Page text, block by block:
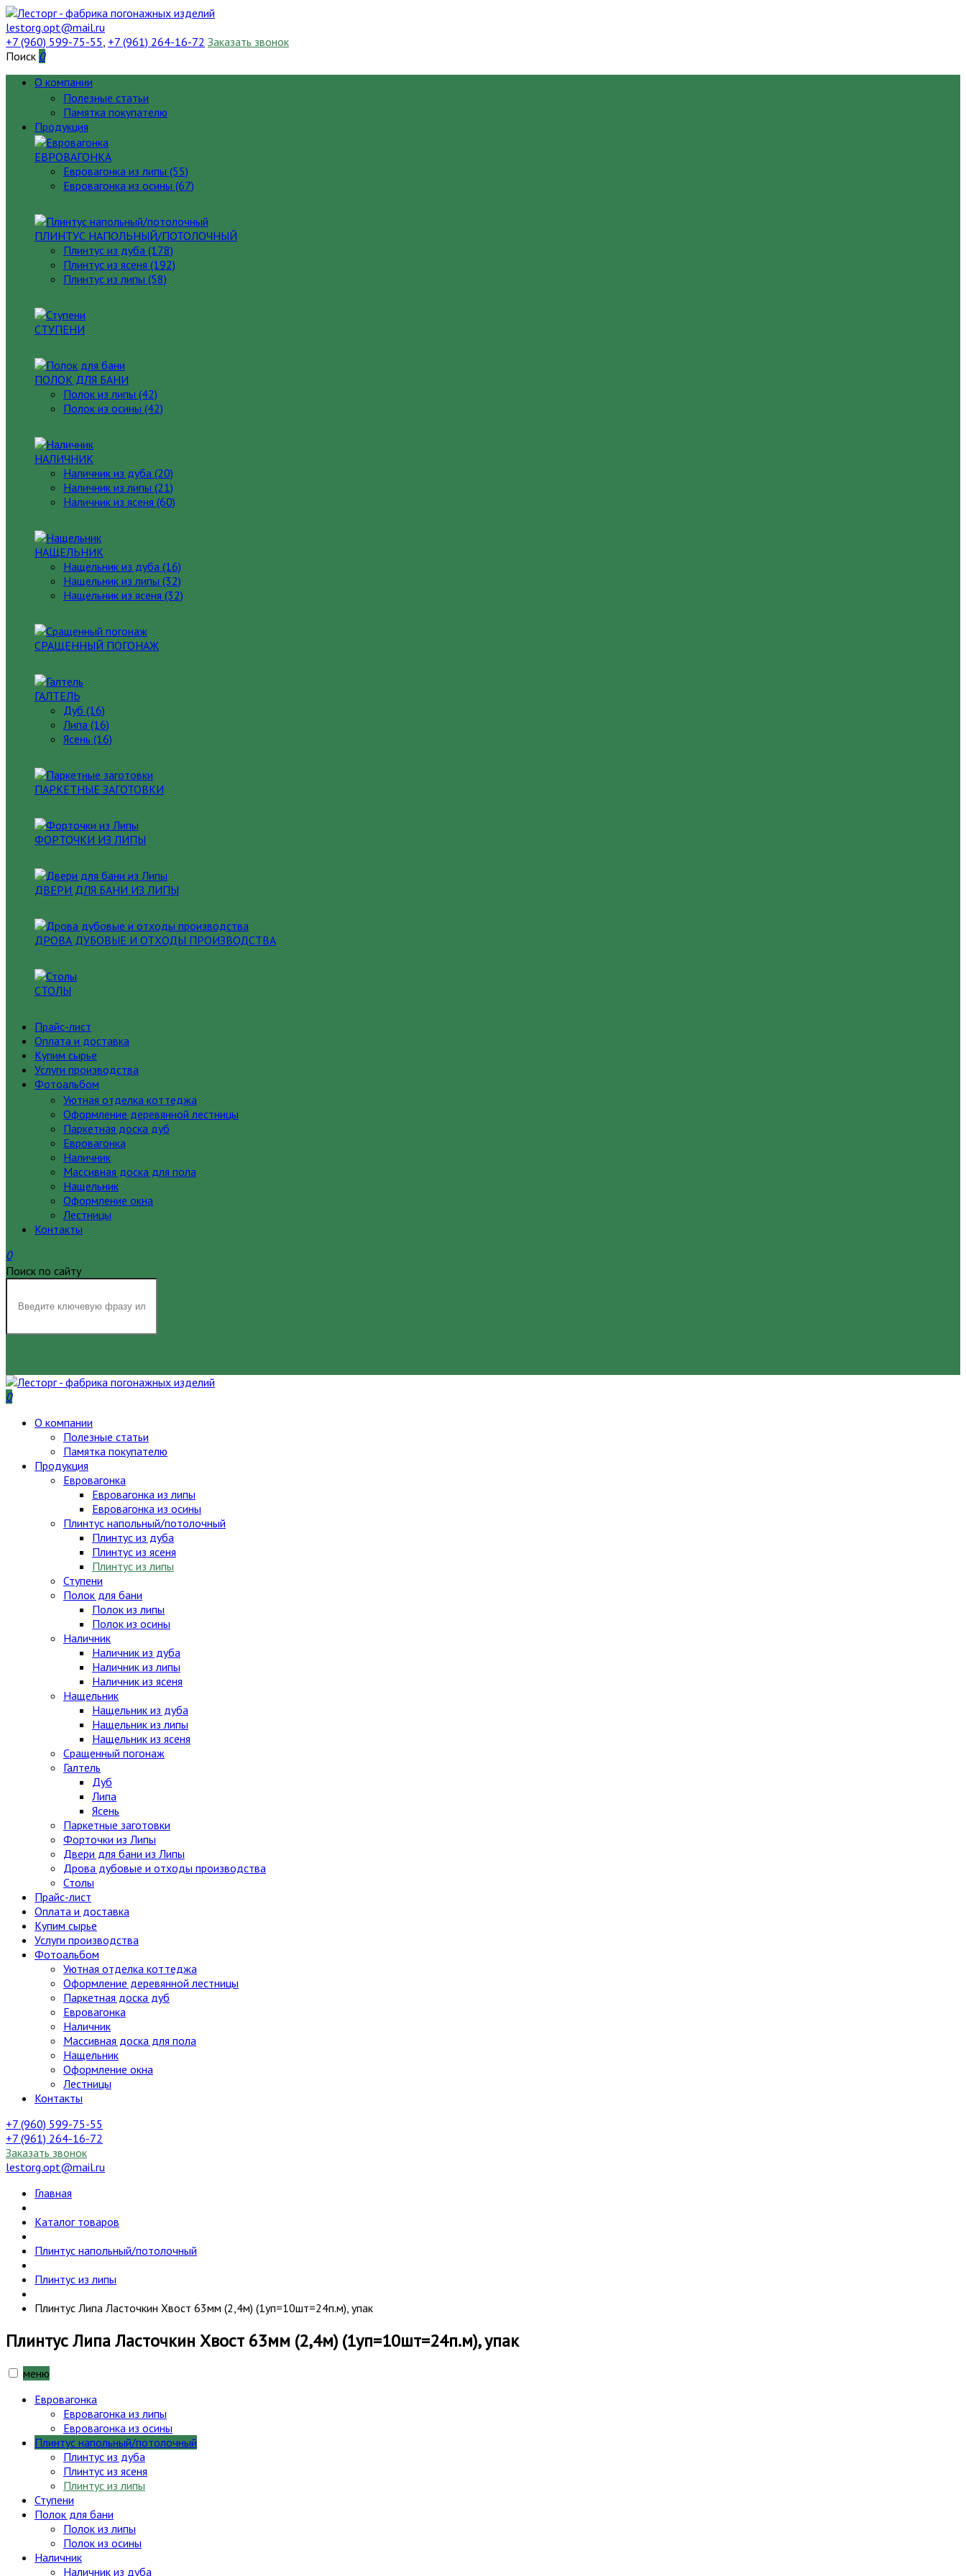
lestorg.opt@mail.ru
+7 (960) 599-75-55, +7 (961) 264-16-72 Заказать звонок
Поиск 0
О компании
Полезные статьи
Памятка покупателю
Продукция
ЕВРОВАГОНКА
Евровагонка из липы (55)
Евровагонка из осины (67)
ПЛИНТУС НАПОЛЬНЫЙ/ПОТОЛОЧНЫЙ
Плинтус из дуба (178)
Плинтус из ясеня (192)
Плинтус из липы (58)
СТУПЕНИ
ПОЛОК ДЛЯ БАНИ
Полок из липы (42)
Полок из осины (42)
НАЛИЧНИК
Наличник из дуба (20)
Наличник из липы (21)
Наличник из ясеня (60)
НАЩЕЛЬНИК
Нащельник из дуба (16)
Нащельник из липы (32)
Нащельник из ясеня (32)
СРАЩЕННЫЙ ПОГОНАЖ
ГАЛТЕЛЬ
Дуб (16)
Липа (16)
Ясень (16)
ПАРКЕТНЫЕ ЗАГОТОВКИ
ФОРТОЧКИ ИЗ ЛИПЫ
ДВЕРИ ДЛЯ БАНИ ИЗ ЛИПЫ
ДРОВА ДУБОВЫЕ И ОТХОДЫ ПРОИЗВОДСТВА
СТОЛЫ
Прайс-лист
Оплата и доставка
Купим сырье
Услуги производства
Фотоальбом
Уютная отделка коттеджа
Оформление деревянной лестницы
Паркетная доска дуб
Евровагонка
Наличник
Массивная доска для пола
Нащельник
Оформление окна
Лестницы
Контакты
0
Поиск по сайту
0
О компании
Полезные статьи
Памятка покупателю
Продукция
Евровагонка
Евровагонка из липы
Евровагонка из осины
Плинтус напольный/потолочный
Плинтус из дуба
Плинтус из ясеня
Плинтус из липы
Ступени
Полок для бани
Полок из липы
Полок из осины
Наличник
Наличник из дуба
Наличник из липы
Наличник из ясеня
Нащельник
Нащельник из дуба
Нащельник из липы
Нащельник из ясеня
Сращенный погонаж
Галтель
Дуб
Липа
Ясень
Паркетные заготовки
Форточки из Липы
Двери для бани из Липы
Дрова дубовые и отходы производства
Столы
Прайс-лист
Оплата и доставка
Купим сырье
Услуги производства
Фотоальбом
Уютная отделка коттеджа
Оформление деревянной лестницы
Паркетная доска дуб
Евровагонка
Наличник
Массивная доска для пола
Нащельник
Оформление окна
Лестницы
Контакты
+7 (960) 599-75-55
+7 (961) 264-16-72
Заказать звонок
lestorg.opt@mail.ru
Главная
Каталог товаров
Плинтус напольный/потолочный
Плинтус из липы
Плинтус Липа Ласточкин Хвост 63мм (2,4м) (1уп=10шт=24п.м), упак
Плинтус Липа Ласточкин Хвост 63мм (2,4м) (1уп=10шт=24п.м), упак
меню
Евровагонка
Евровагонка из липы
Евровагонка из осины
Плинтус напольный/потолочный
Плинтус из дуба
Плинтус из ясеня
Плинтус из липы
Ступени
Полок для бани
Полок из липы
Полок из осины
Наличник
Наличник из дуба